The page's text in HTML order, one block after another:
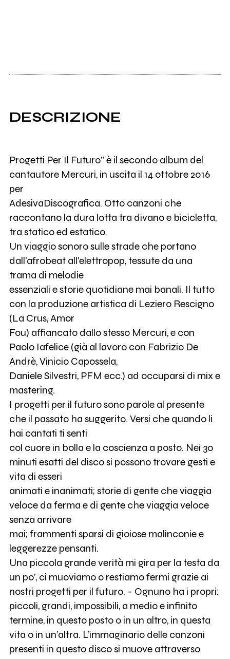
DESCRIZIONE
Progetti Per Il Futuro” è il secondo album del
cantautore Mercuri, in uscita il 14 ottobre 2016
per
AdesivaDiscografica. Otto canzoni che
raccontano la dura lotta tra divano e bicicletta,
tra statico ed estatico.
Un viaggio sonoro sulle strade che portano
dall'afrobeat all'elettropop, tessute da una
trama di melodie
essenziali e storie quotidiane mai banali. Il tutto
con la produzione artistica di Leziero Rescigno
(La Crus, Amor
Fou) affiancato dallo stesso Mercuri, e con
Paolo Iafelice (già al lavoro con Fabrizio De
Andrè, Vinicio Capossela,
Daniele Silvestri, PFM ecc.) ad occuparsi di mix e
mastering.
I progetti per il futuro sono parole al presente
che il passato ha suggerito. Versi che quando li
hai cantati ti senti
col cuore in bolla e la coscienza a posto. Nei 30
minuti esatti del disco si possono trovare gesti e
vita di esseri
animati e inanimati; storie di gente che viaggia
veloce da ferma e di gente che viaggia veloce
senza arrivare
mai; frammenti sparsi di gioiose malinconie e
leggerezze pensanti.
Una piccola grande verità mi gira per la testa da
un po’, ci muoviamo o restiamo fermi grazie ai
nostri progetti per il futuro. - Ognuno ha i propri:
piccoli, grandi, impossibili, a medio e infinito
termine, in questo posto o in un altro, in questa
vita o in un’altra. L’immaginario delle canzoni
presenti in questo disco si muove attraverso